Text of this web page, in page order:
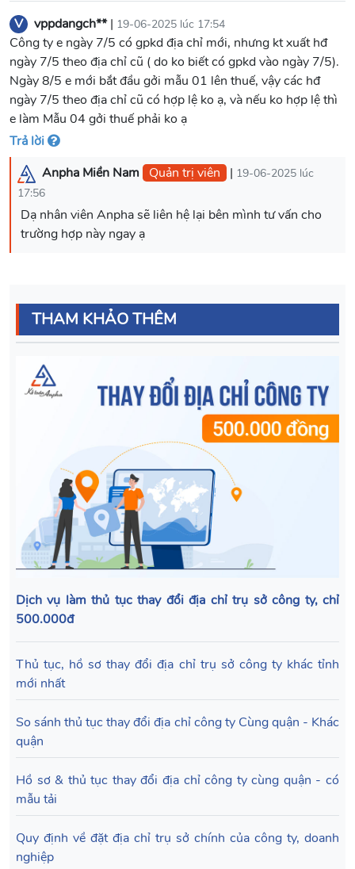
V vppdangch**| 19-06-2025 lúc 17:54
Công ty e ngày 7/5 có gpkd địa chỉ mới, nhưng kt xuất hđ
ngày 7/5 theo địa chỉ cũ ( do ko biết có gpkd vào ngày 7/5).
Ngày 8/5 e mới bắt đầu gởi mẫu 01 lên thuế, vậy các hđ
ngày 7/5 theo địa chỉ cũ có hợp lệ ko ạ, và nếu ko hợp lệ thì
e làm Mẫu 04 gởi thuế phải ko ạ
Trả lời
Anpha Miền Nam Quản trị viên | 19-06-2025 lúc
17:56
Dạ nhân viên Anpha sẽ liên hệ lại bên mình tư vấn cho
trường hợp này ngay ạ
THAM KHẢO THÊM
Dịch vụ làm thủ tục thay đổi địa chỉ trụ sở công ty, chỉ
500.000đ
Thủ tục, hồ sơ thay đổi địa chỉ trụ sở công ty khác tỉnh
mới nhất
So sánh thủ tục thay đổi địa chỉ công ty Cùng quận - Khác
quận
Hồ sơ & thủ tục thay đổi địa chỉ công ty cùng quận - có
mẫu tải
Quy định về đặt địa chỉ trụ sở chính của công ty, doanh
nghiệp